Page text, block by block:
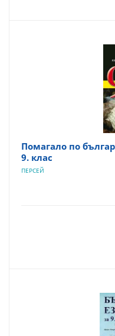
Помагало по
9. клас
ПЕРСЕЙ